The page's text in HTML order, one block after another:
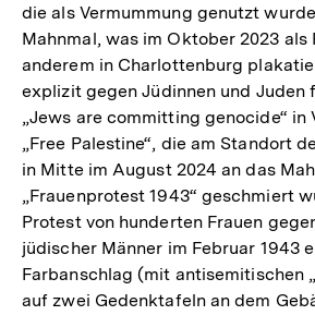
die als Vermummung genutzt
Mahnmal, was im Oktober 2023 als
anderem in Charlottenburg
explizit gegen Jüdinnen und Juden
„Jews are committing genocide“ in
„Free Palestine“, die am Standort
in Mitte im August 2024 an das
„Frauenprotest 1943“ geschmiert
Protest von hunderten Frauen
jüdischer Männer im Februar 1943
Farbanschlag (mit antisemitischen
auf zwei Gedenktafeln an dem